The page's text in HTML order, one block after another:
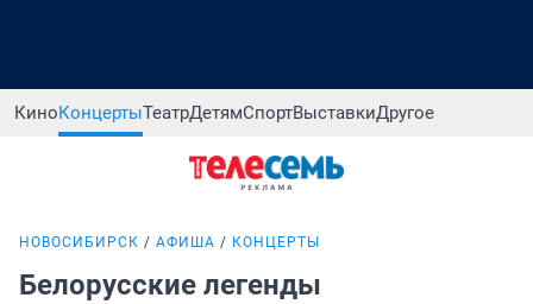
КиноКонцертыТеатрДетямСпортВыставкиДругое
НОВОСИБИРСК АФИША КОНЦЕРТЫ
Белорусские легенды